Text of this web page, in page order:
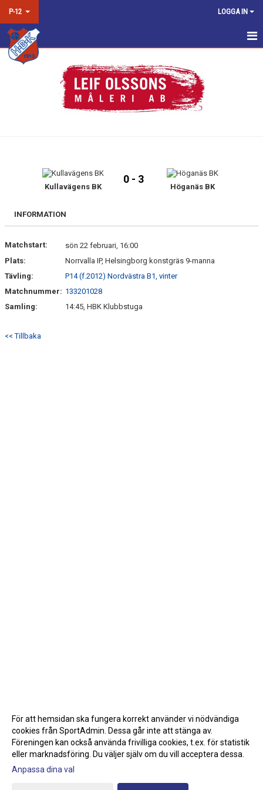
P-12 LOGGA IN
HEM
BILDGALLERI
DOKUMENT
Kullavägens BK
0 - 3
Höganäs BK
INFORMATION
Matchstart:
sön 22 februari, 16:00
Plats:
Norrvalla IP, Helsingborg konstgräs 9-manna
Tävling:
P14 (f.2012) Nordvästra B1, vinter
Matchnummer: 133201028
Samling:
14:45, HBK Klubbstuga
<< Tillbaka
Gå till Webbversion
För att hemsidan ska fungera korrekt använder vi nödvändiga
cookies från SportAdmin. Dessa går inte att stänga av.
Föreningen kan också använda frivilliga cookies, t.ex. för statistik
eller marknadsföring. Du väljer själv om du vill acceptera dessa.
Anpassa dina val